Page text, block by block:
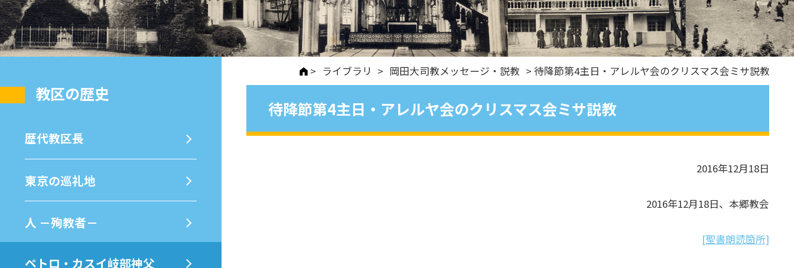
> ライブラリ > 岡田大司教メッセージ・説教 > 待降節第4主日・アレルヤ会のクリスマス会ミサ説教
待降節第4主日・アレルヤ会のクリスマス会ミサ説教
2016年12月18日
2016年12月18日、本郷教会
[聖書朗読箇所]
教区の歴史
歴代教区⻑
東京の巡礼地
⼈ －殉教者－
ペトロ・カスイ岐部神父